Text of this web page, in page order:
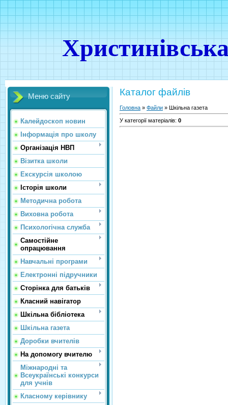
Меню сайту
Калейдоскоп новин
Інформація про школу
Організація НВП
Візитка школи
Екскурсія школою
Історія школи
Методична робота
Виховна робота
Психологічна служба
Самостійне
опрацювання
Навчальні програми
Електронні підручники
Сторінка для батьків
Класний навігатор
Шкільна бібліотека
Шкільна газета
Доробки вчителів
На допомогу вчителю
Міжнародні та
Всеукраїнські конкурси
для учнів
Класному керівнику
Каталог файлів
Головна » Файли » Шкільна газета
У категорії матеріалів: 0